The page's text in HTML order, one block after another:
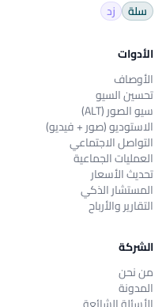
سلة
زد
الأدوات
الأوصاف
تحسين السيو
سيو الصور (ALT)
الاستوديو (صور + فيديو)
التواصل الاجتماعي
العمليات الجماعية
تحديث الأسعار
المستشار الذكي
التقارير والأرباح
الشركة
من نحن
المدونة